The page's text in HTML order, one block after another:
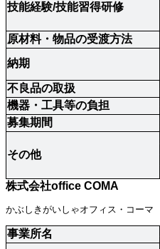
技能経験/技能習得研修
原材料・物品の受渡方法
納期
不良品の取扱
機器・工具等の負担
募集期間
その他
株式会社office COMA
かぶしきがいしゃオフィス・コーマ
事業所名